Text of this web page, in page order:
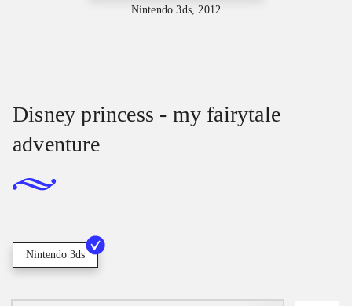
Nintendo 3ds, 2012
Disney princess - my fairytale
adventure
Nintendo 3ds